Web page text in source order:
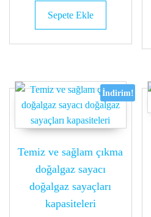
Sepete Ekle
İndirim!
Temiz ve sağlam çıkma
doğalgaz sayacı
doğalgaz sayaçları
kapasiteleri